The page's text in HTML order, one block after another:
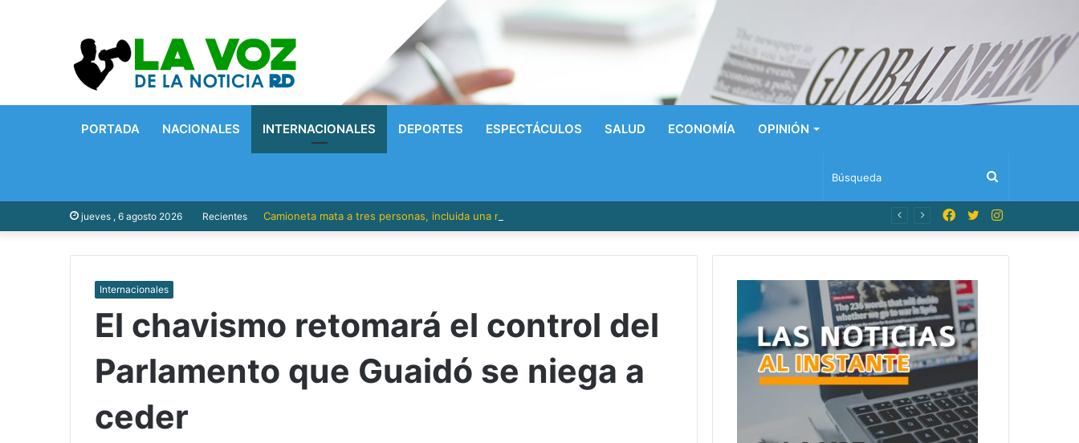
PORTADA NACIONALES INTERNACIONALES DEPORTES ESPECTÁCULOS SALUD ECONOMÍA OPINIÓN
Búsqueda
jueves , 6 agosto 2026 Recientes Camioneta mata a tres personas, incluida una niña de un año y medio, en Los Ríos Instagram
Twitter
Facebook
Internacionales
El chavismo retomará el control del
Parlamento que Guaidó se niega a
ceder